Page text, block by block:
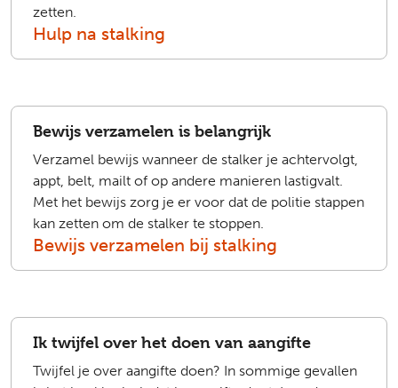
zetten.
Hulp na stalking
Bewijs verzamelen is belangrijk
Verzamel bewijs wanneer de stalker je achtervolgt,
appt, belt, mailt of op andere manieren lastigvalt.
Met het bewijs zorg je er voor dat de politie stappen
kan zetten om de stalker te stoppen.
Bewijs verzamelen bij stalking
Ik twijfel over het doen van aangifte
Twijfel je over aangifte doen? In sommige gevallen